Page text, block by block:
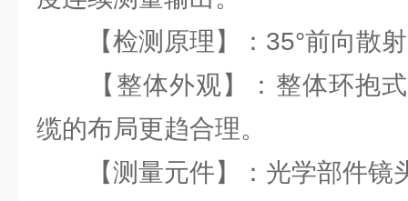
【检测原理】：35°前向散射
【整体外观】：整体环抱式
缆的布局更趋合理。
【测量元件】：光学部件镜